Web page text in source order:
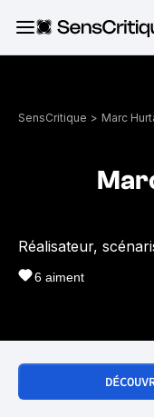
SensCritique > Marc
Réalisateur,
6 aiment